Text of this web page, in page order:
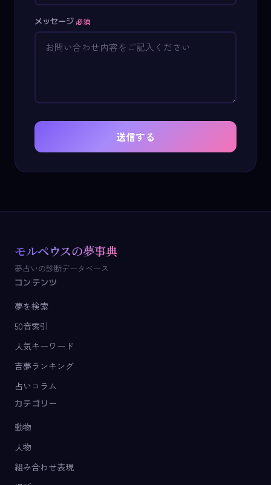
メッセージ 必須
送信する
モルペウスの夢事典
夢占いの診断データベース
コンテンツ
夢を検索
50音索引
人気キーワード
吉夢ランキング
占いコラム
カテゴリー
動物
人物
組み合わせ表現